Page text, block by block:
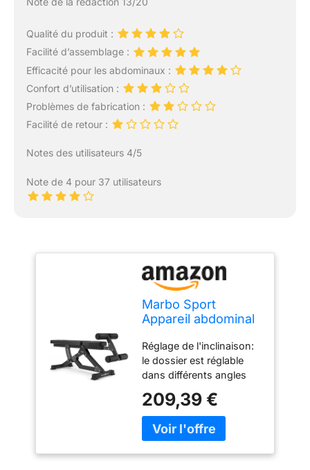
Qualité du produit :
Facilité d’assemblage :
Efficacité pour les abdominaux :
Confort d’utilisation :
Problèmes de fabrication :
Facilité de retour :
Notes des utilisateurs 4/5
Note de 4 pour 37 utilisateurs
Marbo Sport
Appareil abdominal
inclinaison du
dossier, repose-
jambes réglable,
roulettes
rembourrées en
mousse EVA,
rembourrage
renforcé,
Réglage de l'inclinaison:
le dossier est réglable
dans différents angles
personnalisé. Support de
jambe réglable : s'adapte
à votre hauteur pour un
209,39 €